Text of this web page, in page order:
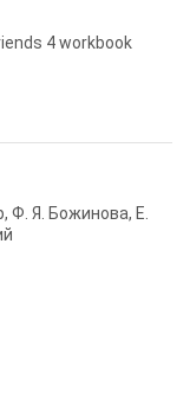
4 workbook
Ф. Я. Божинова, Е.